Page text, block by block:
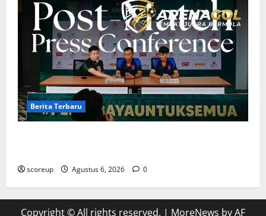
Berita Terbaru
scoreup Agustus 6, 2026 0
Copyright © All rights reserved. | MoreNews by AF